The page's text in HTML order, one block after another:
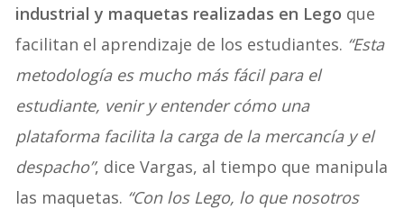
industrial y maquetas realizadas en Lego que
facilitan el aprendizaje de los estudiantes. “Esta
metodología es mucho más fácil para el
estudiante, venir y entender cómo una
plataforma facilita la carga de la mercancía y el
despacho”, dice Vargas, al tiempo que manipula
las maquetas. “Con los Lego, lo que nosotros